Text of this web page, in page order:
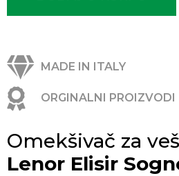
MADE IN ITALY
ORGINALNI PROIZVODI
Omekšivač za
Lenor Elisir